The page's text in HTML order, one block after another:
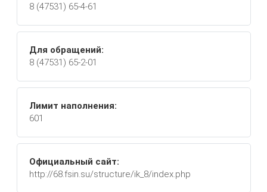
8 (47531) 65-4-61
Для обращений:
8 (47531) 65-2-01
Лимит наполнения:
601
Официальный сайт:
http://68.fsin.su/structure/ik_8/index.php